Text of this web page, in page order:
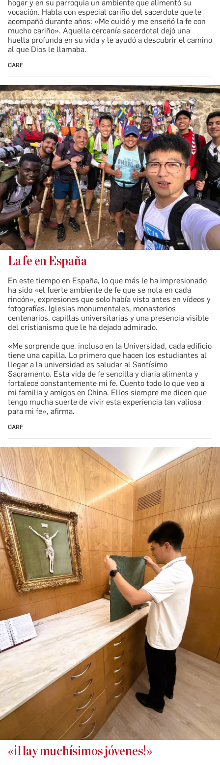
hogar y en su parroquia un ambiente que alimentó su
vocación. Habla con especial cariño del sacerdote que le
acompañó durante años: «Me cuidó y me enseñó la fe con
mucho cariño». Aquella cercanía sacerdotal dejó una
huella profunda en su vida y le ayudó a descubrir el camino
al que Dios le llamaba.
CARF
La fe en España
En este tiempo en España, lo que más le ha impresionado
ha sido «el fuerte ambiente de fe que se nota en cada
rincón», expresiones que solo había visto antes en vídeos y
fotografías. Iglesias monumentales, monasterios
centenarios, capillas universitarias y una presencia visible
del cristianismo que le ha dejado admirado.
​«Me sorprende que, incluso en la Universidad, cada edificio
tiene una capilla. Lo primero que hacen los estudiantes al
llegar a la universidad es saludar al Santísimo
Sacramento. Esta vida de fe sencilla y diaria alimenta y
fortalece constantemente mi fe. Cuento todo lo que veo a
mi familia y amigos en China. Ellos siempre me dicen que
tengo mucha suerte de vivir esta experiencia tan valiosa
para mi fe», afirma.
CARF
«¡Hay muchísimos jóvenes!»